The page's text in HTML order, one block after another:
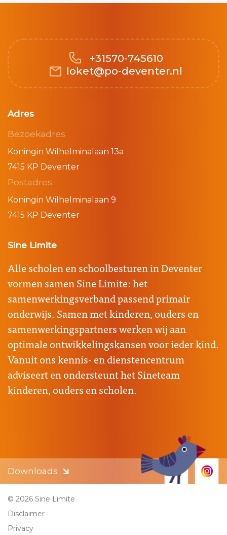
+31570-745610
loket@po-deventer.nl
Adres
Bezoekadres
Koningin Wilhelminalaan 13a
7415 KP Deventer
Postadres
Koningin Wilhelminalaan 9
7415 KP Deventer
Sine Limite
Alle scholen en schoolbesturen in Deventer
vormen samen Sine Limite: het
samenwerkingsverband passend primair
onderwijs. Samen met kinderen, ouders en
samenwerkingspartners werken wij aan
optimale ontwikkelingskansen voor ieder kind.
Vanuit ons kennis- en dienstencentrum
adviseert en ondersteunt het Sineteam
kinderen, ouders en scholen.
Downloads
© 2026 Sine Limite
Disclaimer
Privacy